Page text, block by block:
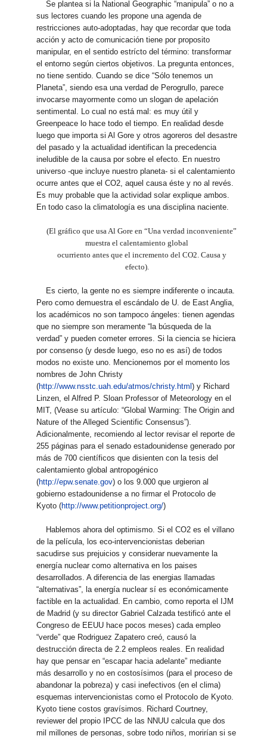
Se plantea si la National Geographic “manipula” o no a
sus lectores cuando les propone una agenda de
restricciones auto-adoptadas, hay que recordar que toda
acción y acto de comunicación tiene por proposito
manipular, en el sentido estrícto del término: transformar
el entorno según ciertos objetivos. La pregunta entonces,
no tiene sentido. Cuando se dice “Sólo tenemos un
Planeta”, siendo esa una verdad de Perogrullo, parece
invocarse mayormente como un slogan de apelación
sentimental. Lo cual no está mal: es muy útil y
Greenpeace lo hace todo el tiempo. En realidad desde
luego que importa si Al Gore y otros agoreros del desastre
del pasado y la actualidad identifican la precedencia
ineludible de la causa por sobre el efecto. En nuestro
universo -que incluye nuestro planeta- si el calentamiento
ocurre antes que el CO2, aquel causa éste y no al revés.
Es muy probable que la actividad solar explique ambos.
En todo caso la climatología es una disciplina naciente.
(El gráfico que usa Al Gore en “Una verdad inconveniente”
muestra el calentamiento global
ocurriento antes que el incremento del CO2. Causa y
efecto).
Es cierto, la gente no es siempre indiferente o incauta.
Pero como demuestra el escándalo de U. de East Anglia,
los académicos no son tampoco ángeles: tienen agendas
que no siempre son meramente “la búsqueda de la
verdad” y pueden cometer errores. Si la ciencia se hiciera
por consenso (y desde luego, eso no es así) de todos
modos no existe uno. Mencionemos por el momento los
nombres de John Christy
(http://www.nsstc.uah.edu/atmos/christy.html) y Richard
Linzen, el Alfred P. Sloan Professor of Meteorology en el
MIT, (Vease su artículo: “Global Warming: The Origin and
Nature of the Alleged Scientific Consensus”).
Adicionalmente, recomiendo al lector revisar el reporte de
255 páginas para el senado estadounidense generado por
más de 700 científicos que disienten con la tesis del
calentamiento global antropogénico
(http://epw.senate.gov) o los 9.000 que urgieron al
gobierno estadounidense a no firmar el Protocolo de
Kyoto (http://www.petitionproject.org/)
Hablemos ahora del optimismo. Si el CO2 es el villano
de la película, los eco-intervencionistas deberian
sacudirse sus prejuicios y considerar nuevamente la
energía nuclear como alternativa en los paises
desarrollados. A diferencia de las energias llamadas
“alternativas”, la energía nuclear sí es económicamente
factible en la actualidad. En cambio, como reporta el IJM
de Madrid (y su director Gabriel Calzada testificó ante el
Congreso de EEUU hace pocos meses) cada empleo
“verde” que Rodriguez Zapatero creó, causó la
destrucción directa de 2.2 empleos reales. En realidad
hay que pensar en “escapar hacia adelante” mediante
más desarrollo y no en costosísimos (para el proceso de
abandonar la pobreza) y casi inefectivos (en el clima)
esquemas intervencionistas como el Protocolo de Kyoto.
Kyoto tiene costos gravísimos. Richard Courtney,
reviewer del propio IPCC de las NNUU calcula que dos
mil millones de personas, sobre todo niños, morirían si se